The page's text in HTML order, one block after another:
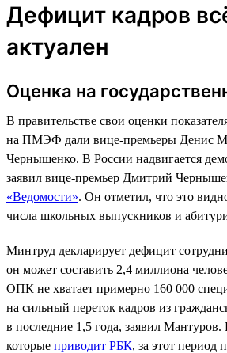
Дефицит кадров
актуален
Оценка на
В правительстве свои оценки
на ПМЭФ дали вице-премьеры Денис
Чернышенко. В России надвигается
заявил вице-премьер Дмитрий
«Ведомости». Он отметил, что это
числа школьных выпускников и
Минтруд декларирует дефицит
он может составить 2,4 миллиона
ОПК не хватает примерно 160 000
на сильный переток кадров из
в последние 1,5 года, заявил Мантуров.
которые приводит РБК, за этот период